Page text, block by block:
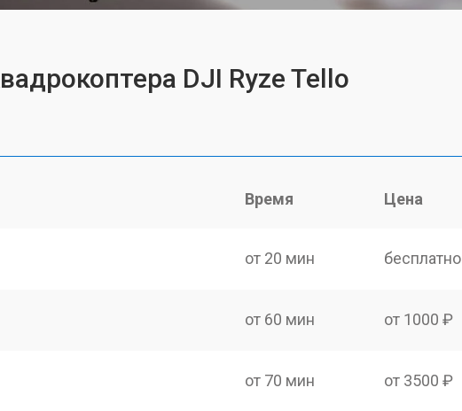
DJI Ryze Tello
Время Цена
от 20 мин бесплатно
от 60 мин от 1000 ₽
от 70 мин от 3500 ₽